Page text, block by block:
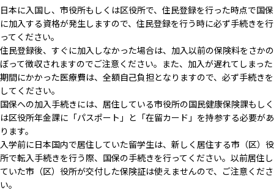
日本に入国し、市役所もしくは区役所で、住民登録を行った時点で国保
に加入する資格が発生しますので、住民登録を行う時に必ず手続きを行
ってください。
住民登録後、すぐに加入しなかった場合は、加入以前の保険料をさかの
ぼって徴収されますのでご注意ください。また、加入が遅れてしまった
期間にかかった医療費は、全額自己負担となりますので、必ず手続きを
してください。
国保への加入手続きには、居住している市役所の国民健康保険課もしく
は区役所年金課に「パスポート」と「在留カード」を持参する必要があ
ります。
入学前に日本国内で居住していた留学生は、新しく居住する市（区）役
所で転入手続きを行う際、国保の手続きを行ってください。以前居住し
ていた市（区）役所が交付した保険証は使えませんので、ご注意くださ
い。